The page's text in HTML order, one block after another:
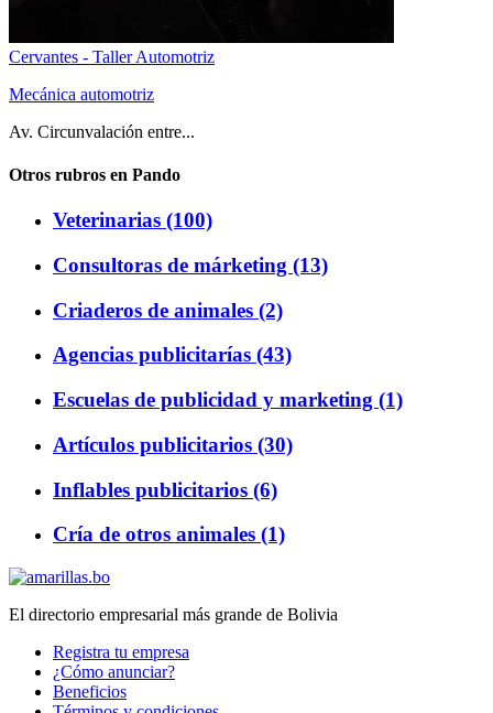
Cervantes - Taller Automotriz
Mecánica automotriz
Av. Circunvalación entre...
Otros rubros en Pando
Veterinarias (100)
Consultoras de márketing (13)
Criaderos de animales (2)
Agencias publicitarías (43)
Escuelas de publicidad y marketing (1)
Artículos publicitarios (30)
Inflables publicitarios (6)
Cría de otros animales (1)
El directorio empresarial más grande de Bolivia
Registra tu empresa
¿Cómo anunciar?
Beneficios